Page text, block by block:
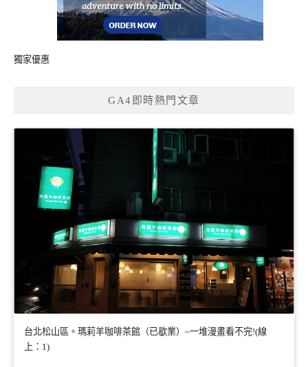
獨家優惠
GA4即時熱門文章
台北松山區。瑪莉羊咖啡茶館（已歇業）~一堆漫畫看不完!(線
上：1)